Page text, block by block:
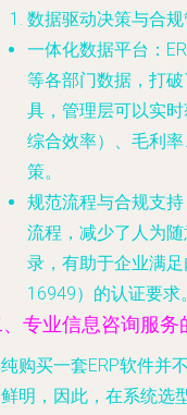
数据驱动决策与合规
一体化数据平台 ：
等各部门数据，打
具，管理层可以实
综合效率）、毛利
策。
规范流程与合规支持
流程，减少了人为
录，有助于企业满
16949）的认证要求。
专业信息咨询服务
购买一套ERP软件并
明，因此，在系统选